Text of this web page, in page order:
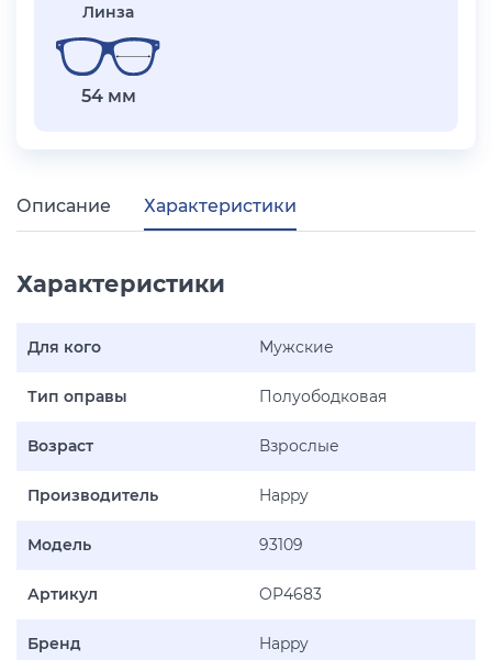
Линза
54 мм
Описание Характеристики
Характеристики
Для кого Мужские
Тип оправы Полуободковая
Возраст Взрослые
Производитель Happy
Модель 93109
Артикул OP4683
Бренд Happy